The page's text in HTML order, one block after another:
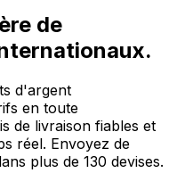
de
d'argent
en toute
de livraison fiables et
réel. Envoyez de
plus de 130 devises.